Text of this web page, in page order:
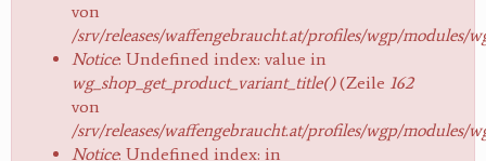
von
/srv/releases/waffengebraucht.at/profiles/wgp/modules/
Notice: Undefined index: value in
wg_shop_get_product_variant_title()(Zeile 162
von
/srv/releases/waffengebraucht.at/profiles/wgp/modules/
Notice: Undefined index: in